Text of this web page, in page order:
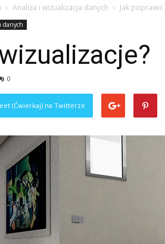
Analiza i wizualizacja danych Jak
danych
0
(Ćwierkaj) na Twitterze